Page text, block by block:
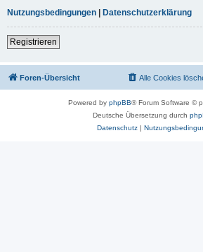
Nutzungsbedingungen | Datenschutzerklärung
Registrieren
Foren-Übersicht Alle Cookies
Powered by phpBB® Forum Software ©
Deutsche Übersetzung durch
Datenschutz|